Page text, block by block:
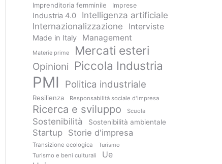
Imprenditoria femminile
Imprese
Industria 4.0
Intelligenza artificiale
Internazionalizzazione
Interviste
Made in Italy Management
Materie prime Mercati esteri
Opinioni Piccola Industria
PMI Politica industriale
Resilienza Responsabilità sociale d'impresa
Ricerca e sviluppo Scuola
Sostenibilità Sostenibilità ambientale
Startup Storie d'impresa
Transizione ecologica
Turismo
Turismo e beni culturali
Ue